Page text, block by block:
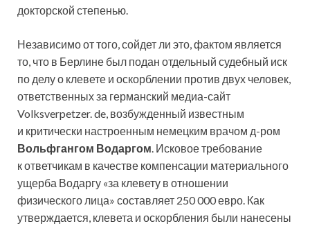
докторской степенью.
Независимо от того, сойдет ли это, фактом является
то, что в Берлине был подан отдельный судебный иск
по делу о клевете и оскорблении против двух человек,
ответственных за германский медиа-сайт
Volksverpetzer. de, возбужденный известным
и критически настроенным немецким врачом д-ром
Вольфгангом Водаргом . Исковое требование
к ответчикам в качестве компенсации материального
ущерба Водаргу «за клевету в отношении
физического лица» составляет 250 000 евро. Как
утверждается, клевета и оскорбления были нанесены